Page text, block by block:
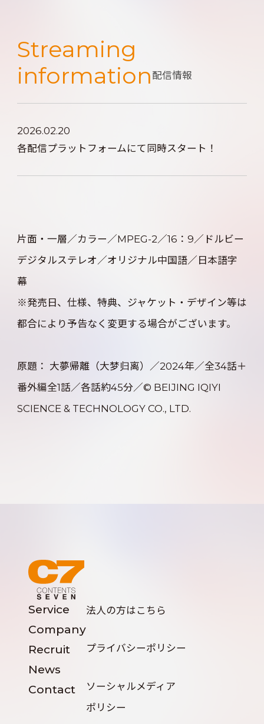
Streaming
information 配信情報
2026.02.20
各配信プラットフォームにて同時スタート！
片面・一層／カラー／MPEG-2／16：9／ドルビー
デジタルステレオ／オリジナル中国語／日本語字
幕
※発売日、仕様、特典、ジャケット・デザイン等は
都合により予告なく変更する場合がございます。
原題： 大夢帰離（大梦归离）／2024年／全34話＋
番外編全1話／各話約45分／© BEIJING IQIYI
SCIENCE & TECHNOLOGY CO., LTD.
Service
Company
Recruit
News
Contact
法人の方はこちら
プライバシーポリシー
ソーシャルメディア
ポリシー